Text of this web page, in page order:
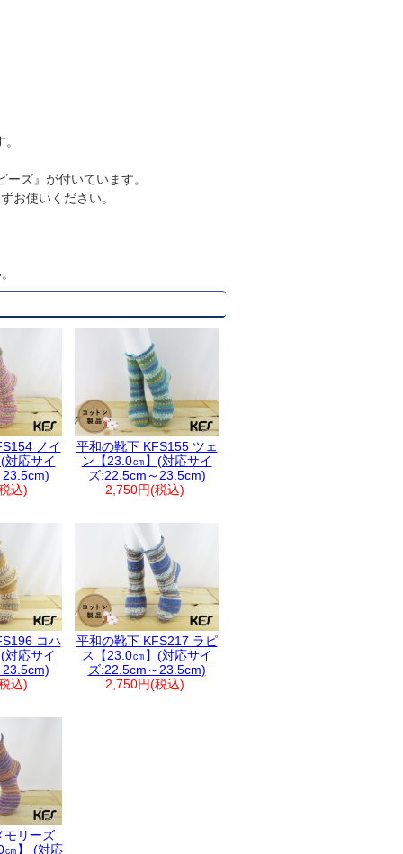
ズ』が付いています。
お使いください。
ノイ
対応サイ
23.5cm)
込)
平和の靴下 KFS155 ツェ
ン【23.0㎝】(対応サイ
ズ:22.5cm～23.5cm)
2,750円(税込)
コハ
対応サイ
23.5cm)
込)
平和の靴下 KFS217 ラピ
ス【23.0㎝】(対応サイ
ズ:22.5cm～23.5cm)
2,750円(税込)
モリーズ
㎝】 (対応